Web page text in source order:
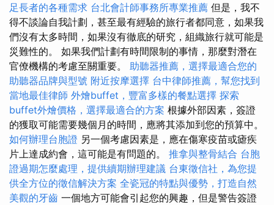
足長者的各種需求 台北會計師事務所專業推薦 但是，我不
得不談論自我計劃，甚至最有經驗的旅行者都同意，如果我
們沒有太多時間，如果沒有徹底的研究，組織旅行就可能是
災難性的。 如果我們計劃有時間限制的事情，那麼對潛在
官僚機構的考慮至關重要。 助聽器推薦，選擇最適合您的
助聽器品牌與型號 附近按摩選擇 台中律師推薦，幫您找到
當地最佳律師 外燴buffet，豐富多樣的餐點選擇 探索
buffet外燴價格，選擇最適合的方案 根據外部因素，簽證
的獲取可能需要幾個月的時間，應將其添加到您的預算中。
如何辦理台胞證 另一個考慮因素是，應在傷寒疫苗或瘧疾
片上達成約會，這可能是有問題的。 推拿與整骨結合 台胞
證過期怎麼處理，提供續期辦理建議 台東徵信社，為您提
供全方位的徵信解決方案 全瓷冠的特點與優勢，打造自然
美觀的牙齒 一個地方可能會引起您的興趣，但是警告簽證